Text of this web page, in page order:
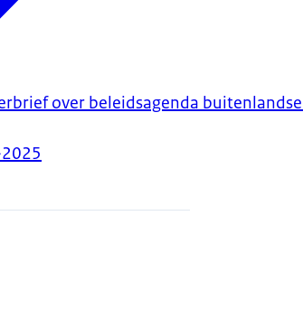
over beleidsagenda